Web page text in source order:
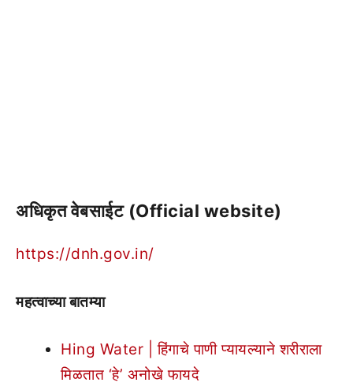
अधिकृत वेबसाईट (Official website)
https://dnh.gov.in/
महत्वाच्या बातम्या
Hing Water | हिंगाचे पाणी प्यायल्याने शरीराला
मिळतात ‘हे’ अनोखे फायदे